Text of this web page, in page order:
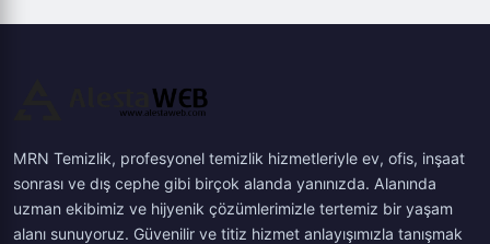
MRN Temizlik, profesyonel temizlik hizmetleriyle ev, ofis, inşaat
sonrası ve dış cephe gibi birçok alanda yanınızda. Alanında
uzman ekibimiz ve hijyenik çözümlerimizle tertemiz bir yaşam
alanı sunuyoruz. Güvenilir ve titiz hizmet anlayışımızla tanışmak